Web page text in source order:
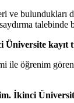
bulundukları
talebinde
ile öğrenim
İkinci